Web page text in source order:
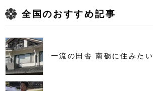
全国のおすすめ記事
一流の田舎 南砺に住みたい